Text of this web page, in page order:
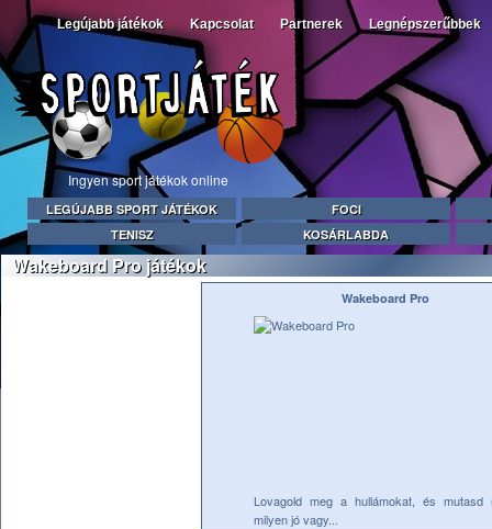
Legújabb játékok Kapcsolat Partnerek Legnépszerűbbek
Ingyen sport játékok online
LEGÚJABB SPORT JÁTÉKOK
FOCI
TENISZ
KOSÁRLABDA
Wakeboard Pro játékok
Wakeboard Pro
Lovagold meg a hullámokat, és mutasd
milyen jó vagy...